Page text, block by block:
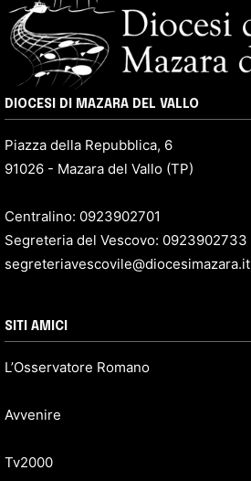
DIOCESI DI MAZARA DEL VALLO
Piazza della Repubblica, 6
91026 - Mazara del Vallo (TP)
Centralino: 0923902701
Segreteria del Vescovo: 0923902733
segreteriavescovile@diocesimazara.it
SITI AMICI
L’Osservatore Romano
Avvenire
Tv2000